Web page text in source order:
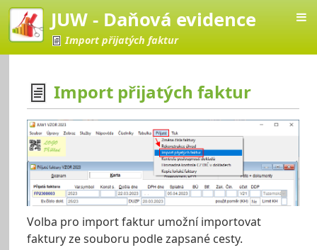
JUW - Daňová evidence
Import přijatých faktur
evidence
Import přijatých faktur
Volba pro import faktur umožní importovat
faktury ze souboru podle zapsané cesty.